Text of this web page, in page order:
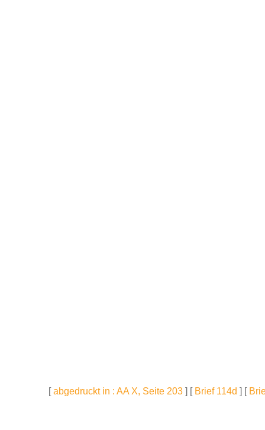
[abgedruckt in : AA X, Seite 203 ] [ Brief 114d ] [